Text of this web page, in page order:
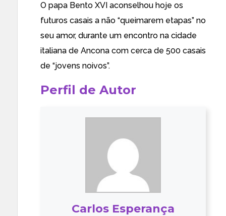
O papa Bento XVI aconselhou hoje os
futuros casais a não “queimarem etapas” no
seu amor, durante um encontro na cidade
italiana de Ancona com cerca de 500 casais
de “jovens noivos”.
Perfil de Autor
Carlos Esperança